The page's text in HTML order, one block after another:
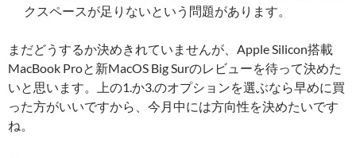
クスペースが足りないという問題があります。
まだどうするか決めきれていませんが、Apple Silicon搭載
MacBook Proと新MacOS Big Surのレビューを待って決めた
いと思います。上の1.か3.のオプションを選ぶなら早めに買
った方がいいですから、今月中には方向性を決めたいです
ね。